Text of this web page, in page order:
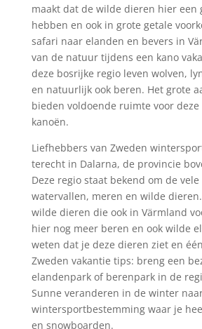
maakt dat de wilde dieren hier een
hebben en ook in grote getale
safari naar elanden en bevers in
van de natuur tijdens een kano
deze bosrijke regio leven wolven,
en natuurlijk ook beren. Het grote
bieden voldoende ruimte voor
kanoën.
Liefhebbers van Zweden
terecht in Dalarna, de provincie
Deze regio staat bekend om de vele
watervallen, meren en wilde
wilde dieren die ook in Värmland
hier nog meer beren en ook wilde
weten dat je deze dieren ziet en
Zweden vakantie tips: breng een
elandenpark of berenpark in de
Sunne veranderen in de winter
wintersportbestemming waar je
en snowboarden.